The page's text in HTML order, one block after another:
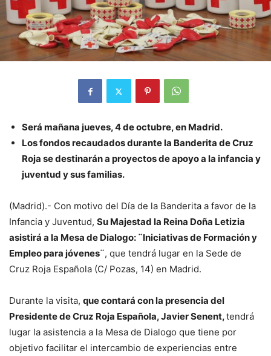
Será mañana jueves, 4 de octubre, en Madrid.
Los fondos recaudados durante la Banderita de Cruz
Roja se destinarán a proyectos de apoyo a la infancia y
juventud y sus familias.
(Madrid).- Con motivo del Día de la Banderita a favor de la
Infancia y Juventud, Su Majestad la Reina Doña Letizia
asistirá a la Mesa de Dialogo: ¨Iniciativas de Formación y
Empleo para jóvenes¨, que tendrá lugar en la Sede de
Cruz Roja Española (C/ Pozas, 14) en Madrid.
Durante la visita, que contará con la presencia del
Presidente de Cruz Roja Española, Javier Senent,tendrá
lugar la asistencia a la Mesa de Dialogo que tiene por
objetivo facilitar el intercambio de experiencias entre